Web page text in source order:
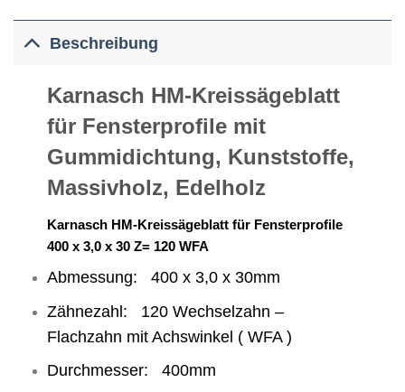
Beschreibung
Karnasch HM-Kreissägeblatt
für Fensterprofile mit
Gummidichtung, Kunststoffe,
Massivholz, Edelholz
Karnasch HM-Kreissägeblatt für Fensterprofile
400 x 3,0 x 30 Z= 120 WFA
Abmessung: 400 x 3,0 x 30mm
Zähnezahl: 120 Wechselzahn –
Flachzahn mit Achswinkel ( WFA )
Durchmesser: 400mm